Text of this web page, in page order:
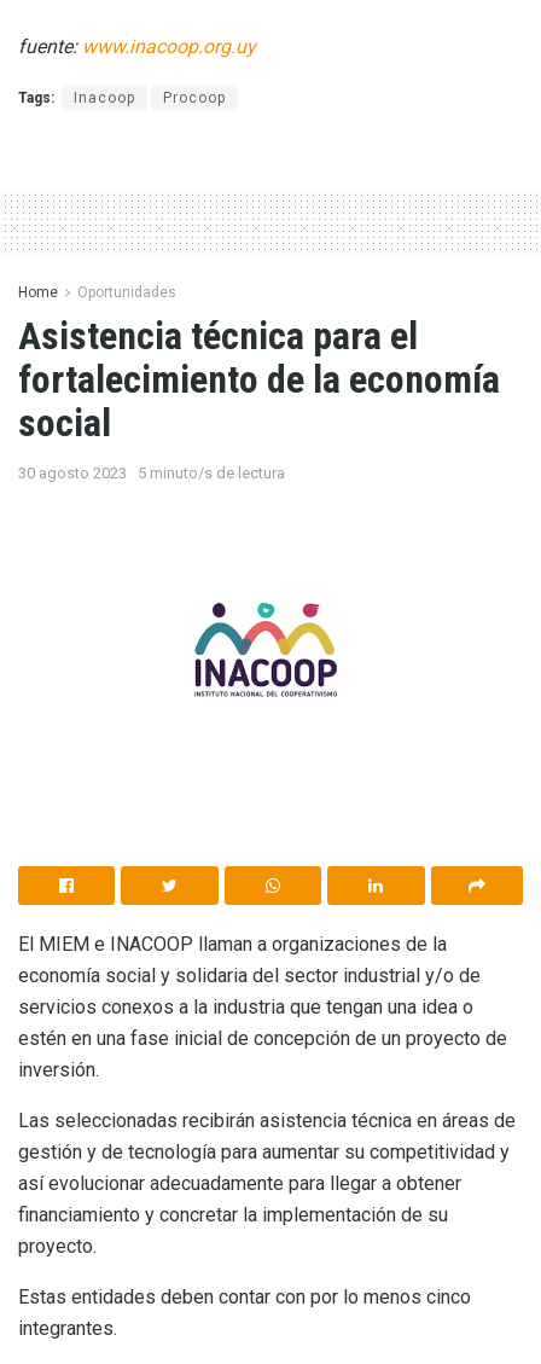
fuente: www.inacoop.org.uy
Tags: Inacoop Procoop
Home Oportunidades
Asistencia técnica para el
fortalecimiento de la economía
social
30 agosto 2023 5 minuto/s de lectura
El MIEM e INACOOP llaman a organizaciones de la
economía social y solidaria del sector industrial y/o de
servicios conexos a la industria que tengan una idea o
estén en una fase inicial de concepción de un proyecto de
inversión.
Las seleccionadas recibirán asistencia técnica en áreas de
gestión y de tecnología para aumentar su competitividad y
así evolucionar adecuadamente para llegar a obtener
financiamiento y concretar la implementación de su
proyecto.
Estas entidades deben contar con por lo menos cinco
integrantes.